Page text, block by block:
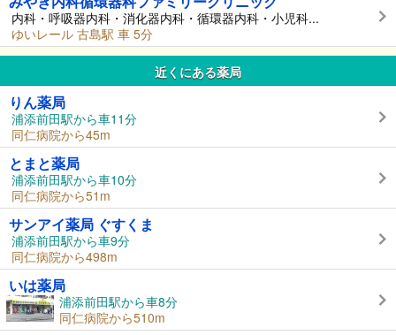
内科・呼吸器内科・消化器内科・循環器内科・小児科...
ゆいレール 古島駅 車 5分
近くにある薬局
りん薬局
浦添前田駅から車11分
同仁病院から45m
とまと薬局
浦添前田駅から車10分
同仁病院から51m
サンアイ薬局 ぐすくま
浦添前田駅から車9分
同仁病院から498m
いは薬局
浦添前田駅から車8分
同仁病院から510m